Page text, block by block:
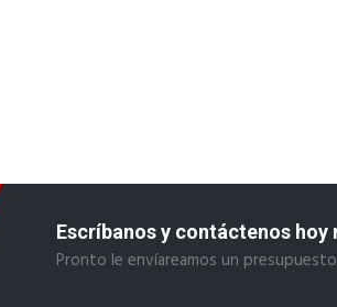
Escríbanos y contáctenos hoy
Pronto le envíareamos un